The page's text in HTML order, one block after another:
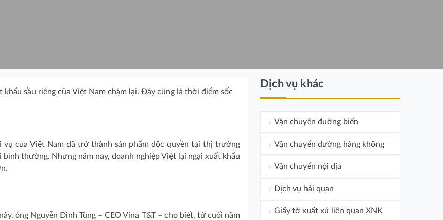
sầu riêng của Việt Nam chậm lại. Đây cũng là thời điểm sốc
vụ của Việt Nam đã trở thành sản phẩm độc quyền tại thị trường
thường. Nhưng năm nay, doanh nghiệp Việt lại ngại xuất khẩu
ông Nguyễn Đình Tùng – CEO Vina T&T – cho biết, từ cuối năm
Dịch vụ khác
Vận chuyển đường biển
Vận chuyển đường hàng không
Vận chuyển nội địa
Dịch vụ hải quan
Giấy tờ xuất xứ liên quan XNK